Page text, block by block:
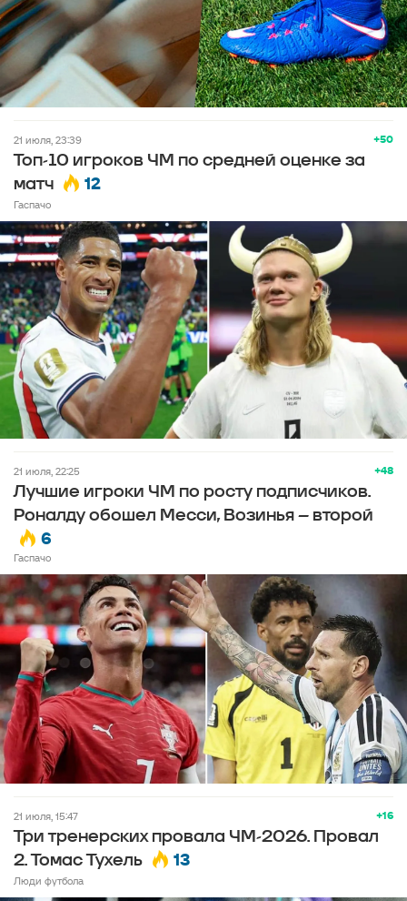
+50
21 июля, 23:39
Топ-10 игроков ЧМ по средней оценке за
матч
12
Гаспачо
+48
21 июля, 22:25
Лучшие игроки ЧМ по росту подписчиков.
Роналду обошел Месси, Возинья – второй
6
Гаспачо
+16
21 июля, 15:47
Три тренерских провала ЧМ-2026. Провал
2. Томас Тухель
13
Люди футбола